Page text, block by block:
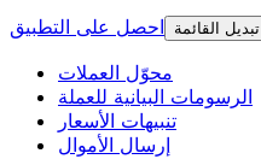
احصل على التطبيق
تبديل القائمة
محوّل العملات
الرسومات البيانية للعملة
تنبيهات الأسعار
إرسال الأموال